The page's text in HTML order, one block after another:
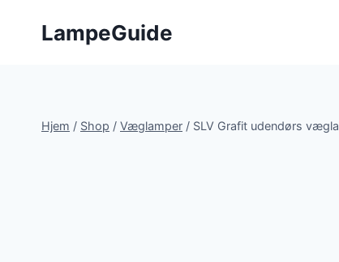
LampeGuide
Hjem / Shop / Væglamper / SLV Grafit udendørs